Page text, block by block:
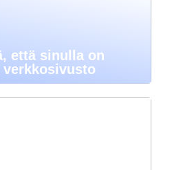
että sinulla on